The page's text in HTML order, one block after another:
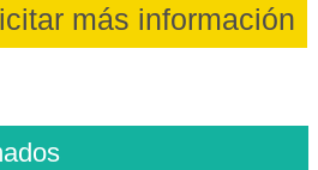
más información